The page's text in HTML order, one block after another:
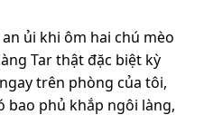
ủi khi ôm hai chú mèo
Tar thật đặc biệt kỳ
trên phòng của tôi,
bao phủ khắp ngôi làng,